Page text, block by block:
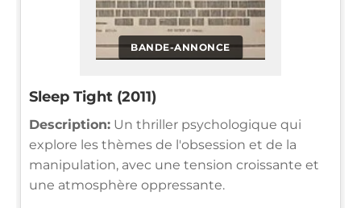
BANDE-ANNONCE
Sleep Tight (2011)
Description: Un thriller psychologique qui
explore les thèmes de l'obsession et de la
manipulation, avec une tension croissante et
une atmosphère oppressante.